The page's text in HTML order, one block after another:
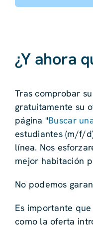
¿Y ahora
Tras comprobar
gratuitamente su
página "Buscar
estudiantes (m/f/
línea. Nos
mejor habitación
No podemos
Es importante
como la oferta